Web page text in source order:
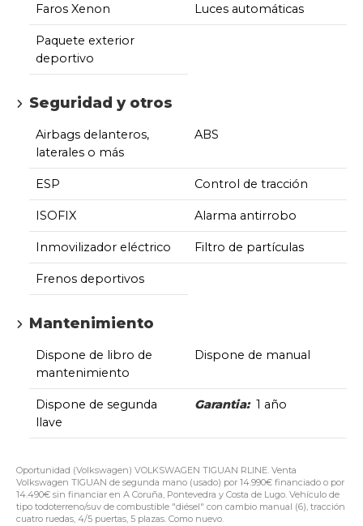
Faros Xenon Luces automáticas
Paquete exterior
deportivo
Seguridad y otros
Airbags delanteros,
laterales o más
ABS
ESP Control de tracción
ISOFIX Alarma antirrobo
Inmovilizador eléctrico Filtro de partículas
Frenos deportivos
Mantenimiento
Dispone de libro de
mantenimiento
Dispone de manual
Dispone de segunda
llave
Garantia: 1 año
Oportunidad (Volkswagen) VOLKSWAGEN TIGUAN RLINE. Venta
Volkswagen TIGUAN de segunda mano (usado) por 14.990€ financiado o por
14.490€ sin financiar en A Coruña, Pontevedra y Costa de Lugo. Vehículo de
tipo todoterreno/suv de combustible "diésel" con cambio manual (6), tracción
cuatro ruedas, 4/5 puertas, 5 plazas. Como nuevo.